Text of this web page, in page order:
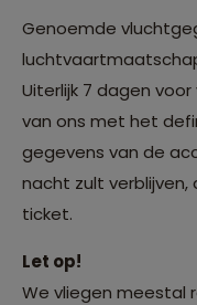
Genoemde
Uiterlijk 7 dagen
van ons met het
gegevens van de
nacht zult verblijven,
ticket.
Let op!
We vliegen meestal